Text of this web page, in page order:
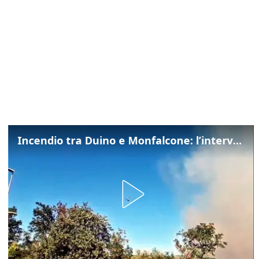
Incendio tra Duino e Monfalcone: l’intervento dei vigili del fuoco